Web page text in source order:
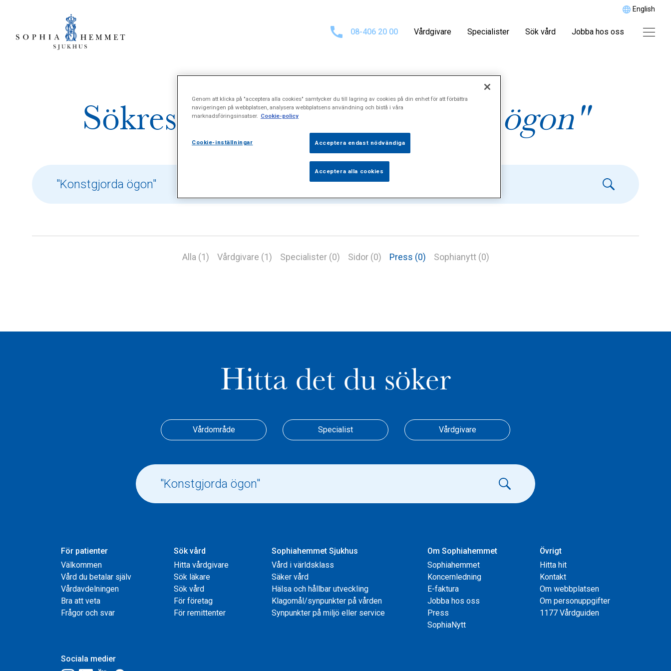
English
08-406 20 00 Vårdgivare Specialister Sök vård Jobba hos oss
Sökresultat för"Konstgjorda ögon"
Alla (1) Vårdgivare (1) Specialister (0) Sidor (0) Press (0) Sophianytt (0)
Hitta det du söker
Vårdområde Specialist Vårdgivare
För patienter
Välkommen
Vård du betalar själv
Vårdavdelningen
Bra att veta
Frågor och svar
Sök vård
Hitta vårdgivare
Sök läkare
Sök vård
För företag
För remittenter
Sophiahemmet Sjukhus
Vård i världsklass
Säker vård
Hälsa och hållbar utveckling
Klagomål/synpunkter på vården
Synpunkter på miljö eller service
Om Sophiahemmet
Sophiahemmet
Koncernledning
E-faktura
Jobba hos oss
Press
SophiaNytt
Övrigt
Hitta hit
Kontakt
Om webbplatsen
Om personuppgifter
1177 Vårdguiden
Sociala medier
Genom att klicka på "acceptera alla cookies" samtycker du till lagring av cookies på din enhet för att förbättra
navigeringen på webbplatsen, analysera webbplatsens användning och bistå i våra
marknadsföringsinsatser. Cookie-policy
Cookie-inställningar Acceptera endast nödvändiga
Acceptera alla cookies